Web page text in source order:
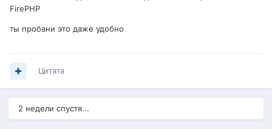
FirePHP
ты пробани это даже удобно
Цитата
2 недели спустя...